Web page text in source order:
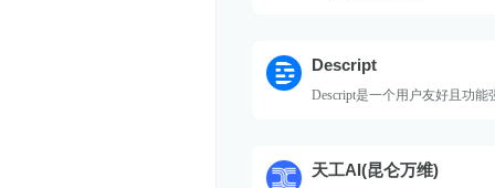
Descript
Descript是一个用户友好且功能
案。该软件配备了视频剪辑、
时屏幕录制、先进的转录技术
天工AI(昆仑万维)